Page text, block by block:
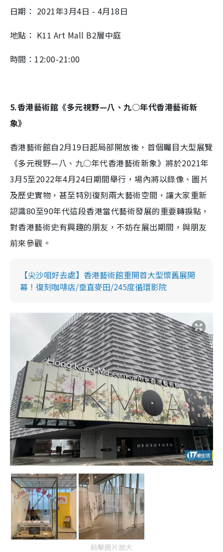
日期： 2021年3月4日 - 4月18日
地點： K11 Art Mall B2層中庭
時間：12:00-21:00
5.香港藝術館《多元視野—八、九○年代香港藝術新
象》
香港藝術館自2月19日起局部開放後，首個矚目大型展覽
《多元視野—八、九○年代香港藝術新象》將於2021年
3月5至2022年4月24日期間舉行，場內將以錄像、圖片
及歷史實物，甚至特別復刻兩大藝術空間，讓大家重新
認識80至90年代這段香港當代藝術發展的重要轉捩點，
對香港藝術史有興趣的朋友，不妨在展出期間，與朋友
前來參觀。
【尖沙咀好去處】香港藝術館重開首大型懷舊展開
幕！復刻咖啡店/垂直麥田/245度循環影院
點擊圖片放大